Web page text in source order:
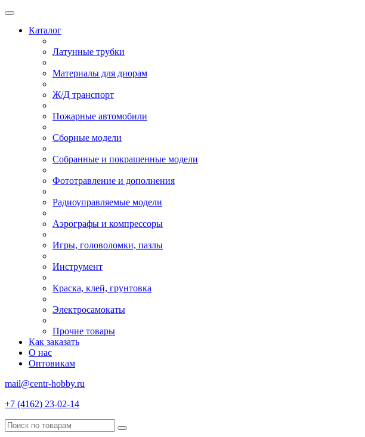
Каталог
Латунные трубки
Материалы для диорам
Ж/Д транспорт
Пожарные автомобили
Сборные модели
Собранные и покрашенные модели
Фототравление и дополнения
Радиоуправляемые модели
Аэрографы и компрессоры
Игры, головоломки, пазлы
Инструмент
Краска, клей, грунтовка
Электросамокаты
Прочие товары
Как заказать
О нас
Оптовикам
mail@centr-hobby.ru
+7 (4162) 23-02-14